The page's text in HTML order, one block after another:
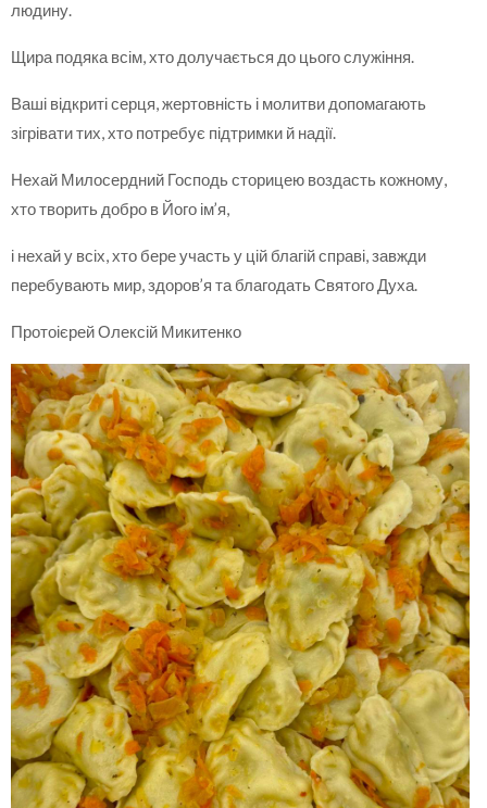
людину.
Щира подяка всім, хто долучається до цього служіння.
Ваші відкриті серця, жертовність і молитви допомагають
зігрівати тих, хто потребує підтримки й надії.
Нехай Милосердний Господь сторицею воздасть кожному,
хто творить добро в Його ім’я,
і нехай у всіх, хто бере участь у цій благій справі, завжди
перебувають мир, здоров’я та благодать Святого Духа.
Протоієрей Олексій Микитенко